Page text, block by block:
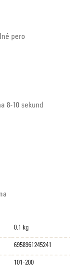
pero
8-10 sekund
0.1 kg
6958961245241
101-200